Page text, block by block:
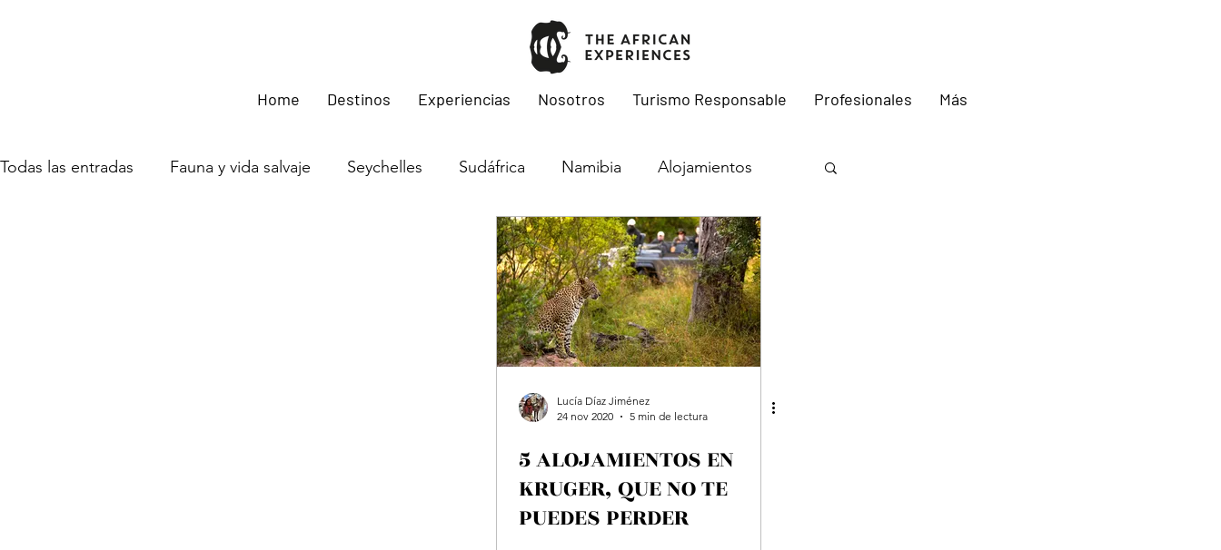
Home Destinos Experiencias Nosotros Turismo Responsable Profesionales Más
Todas las entradas Fauna y vida salvaje Seychelles Sudáfrica Namibia Alojamientos
Migraciones Botswana Kenya Tanzania
Lucía Díaz Jiménez
24 nov 2020
5 min de lectura
5 ALOJAMIENTOS EN
KRUGER, QUE NO TE
PUEDES PERDER